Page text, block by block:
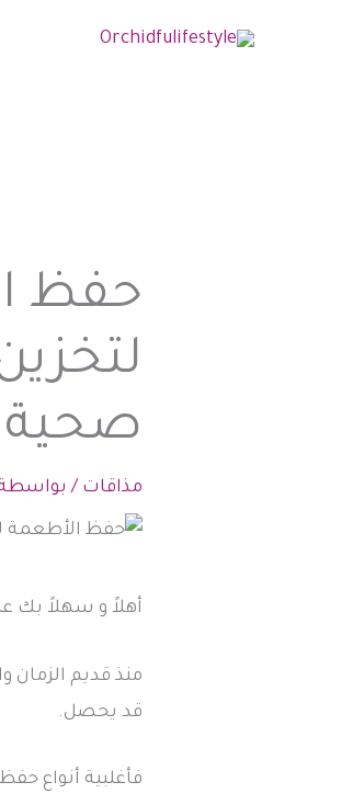
حفظ
صحية
مذاقات /
أهلاً و سهلاً بك
منذ قديم
قد يحصل.
فأغلبية أنواع